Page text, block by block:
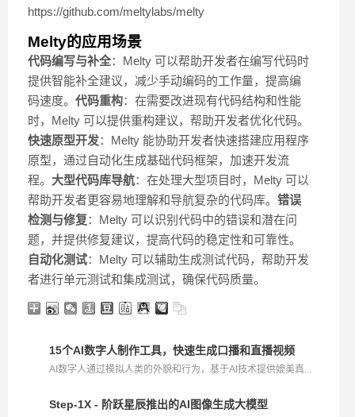
https://github.com/meltylabs/melty
Melty的应用场景
代码编写与补全：Melty 可以帮助开发者在编写代码时
提供智能补全建议，减少手动编码的工作量，提高编
码速度。 代码重构：在需要改进现有代码结构和性能
时，Melty 可以提供重构建议，帮助开发者优化代码。
快速原型开发：Melty 能协助开发者快速搭建应用程序
原型，通过自动化生成基础代码框架，加速开发流
程。 大型代码库导航：在处理大型项目时，Melty 可以
帮助开发者更容易地理解和导航复杂的代码库。 错误
检测与修复：Melty 可以识别代码中的错误和潜在问
题，并提供修复建议，提高代码的稳定性和可靠性。
自动化测试：Melty 可以辅助生成测试代码，帮助开发
者进行单元测试和集成测试，确保代码质量。
15个AI数字人制作工具，快速生成口播和直播视频
AI数字人通过模拟人类的外貌和行为，基于AI技术提供媲美真...
Step-1X - 阶跃星辰推出的AI图像生成大模型